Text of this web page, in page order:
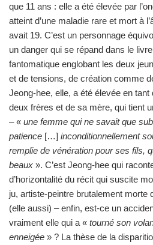
que 11 ans : elle a été élevée par
atteint d’une maladie rare et mort à
avait 19. C’est un personnage
un danger qui se répand dans le
fantomatique englobant les deux
et de tensions, de création comme
Jeong-hee, elle, a été élevée en
deux frères et de sa mère, qui tient
– « une femme qui ne savait que
patience […] inconditionnellement
remplie de vénération pour ses fils,
beaux ». C’est Jeong-hee qui
d’horizontalité du récit qui suscite
ju, artiste-peintre brutalement morte
(elle aussi) – enfin, est-ce un
vraiment elle qui a « tourné son
enneigée » ? La thèse de la